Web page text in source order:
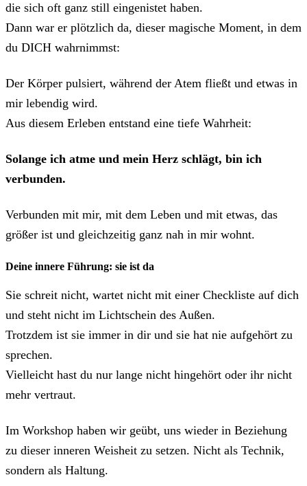
die sich oft ganz still eingenistet haben.
Dann war er plötzlich da, dieser magische Moment, in dem
du DICH wahrnimmst:
Der Körper pulsiert, während der Atem fließt und etwas in
mir lebendig wird.
Aus diesem Erleben entstand eine tiefe Wahrheit:
Solange ich atme und mein Herz schlägt, bin ich
verbunden.
Verbunden mit mir, mit dem Leben und mit etwas, das
größer ist und gleichzeitig ganz nah in mir wohnt.
Deine innere Führung: sie ist da
Sie schreit nicht, wartet nicht mit einer Checkliste auf dich
und steht nicht im Lichtschein des Außen.
Trotzdem ist sie immer in dir und sie hat nie aufgehört zu
sprechen.
Vielleicht hast du nur lange nicht hingehört oder ihr nicht
mehr vertraut.
Im Workshop haben wir geübt, uns wieder in Beziehung
zu dieser inneren Weisheit zu setzen. Nicht als Technik,
sondern als Haltung.